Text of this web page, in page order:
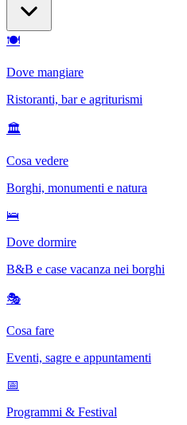
🍽
Dove mangiare
Ristoranti, bar e agriturismi
🏛
Cosa vedere
Borghi, monumenti e natura
🛌
Dove dormire
B&B e case vacanza nei borghi
🎭
Cosa fare
Eventi, sagre e appuntamenti
📅
Programmi & Festival